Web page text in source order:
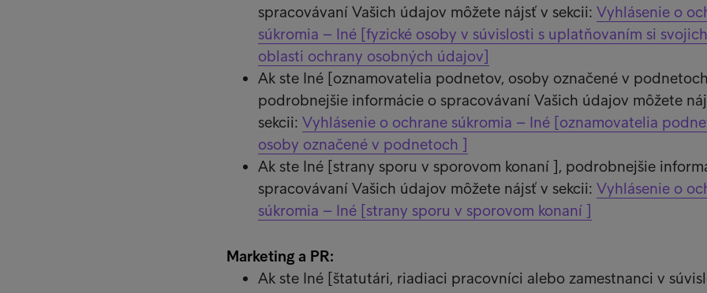
spracovávaní Vašich údajov môžete nájsť v sekcii: Vyhlásenie o
súkromia – Iné [fyzické osoby v súvislosti s uplatňovaním si
oblasti ochrany osobných údajov]
Ak ste Iné [oznamovatelia podnetov, osoby označené v
podrobnejšie informácie o spracovávaní Vašich údajov môžete
sekcii: Vyhlásenie o ochrane súkromia – Iné [oznamovatelia
osoby označené v podnetoch ]
Ak ste Iné [strany sporu v sporovom konaní ], podrobnejšie
spracovávaní Vašich údajov môžete nájsť v sekcii: Vyhlásenie o
súkromia – Iné [strany sporu v sporovom konaní ]
Marketing a PR:
Ak ste Iné [štatutári, riadiaci pracovníci alebo zamestnanci v